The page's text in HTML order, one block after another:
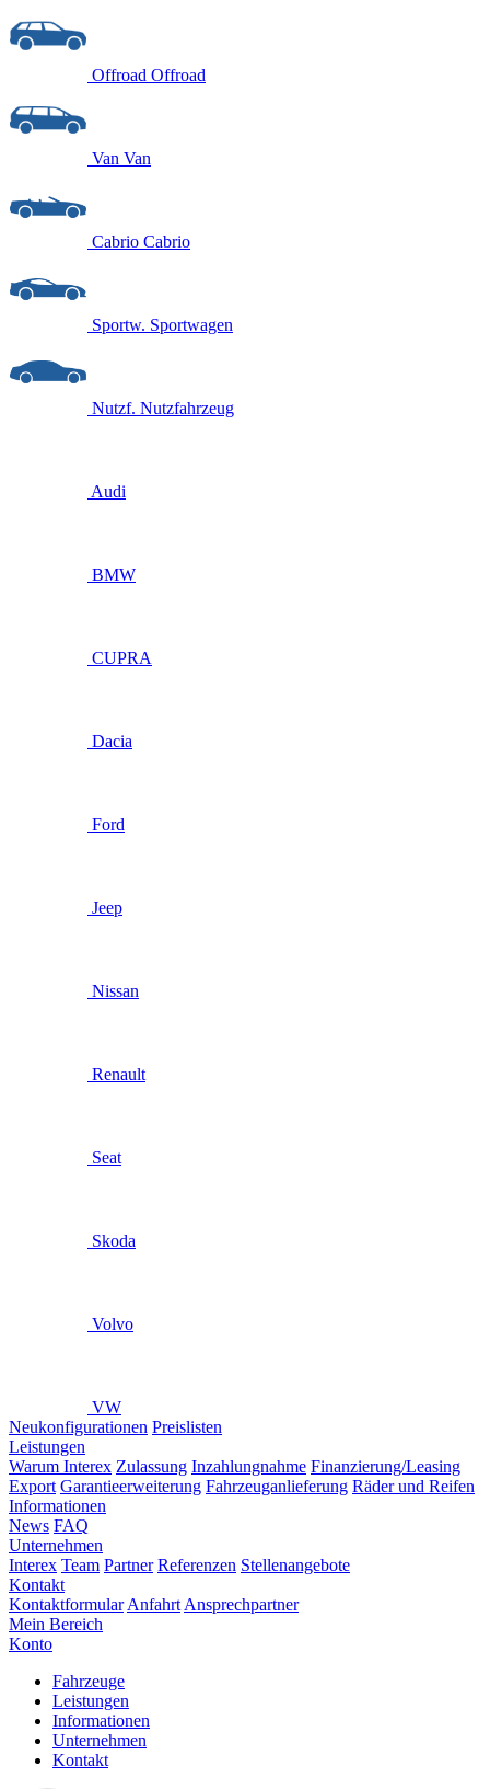
Offroad Offroad
Van Van
Cabrio Cabrio
Sportw. Sportwagen
Nutzf. Nutzfahrzeug
Audi
BMW
CUPRA
Dacia
Ford
Jeep
Nissan
Renault
Seat
Skoda
Volvo
VW
Neukonfigurationen Preislisten
Leistungen
Warum Interex Zulassung Inzahlungnahme Finanzierung/Leasing
Export Garantieerweiterung Fahrzeuganlieferung Räder und Reifen
Informationen
News FAQ
Unternehmen
Interex Team Partner Referenzen Stellenangebote
Kontakt
Kontaktformular Anfahrt Ansprechpartner
Mein Bereich
Konto
Fahrzeuge
Leistungen
Informationen
Unternehmen
Kontakt